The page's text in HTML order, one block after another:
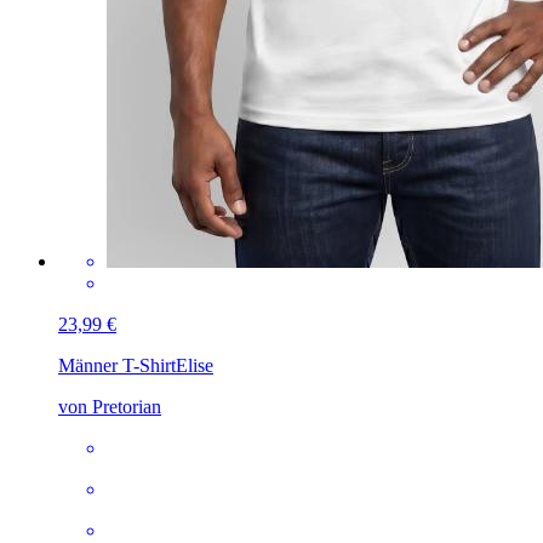
23,99 €
Männer T-ShirtElise
von Pretorian